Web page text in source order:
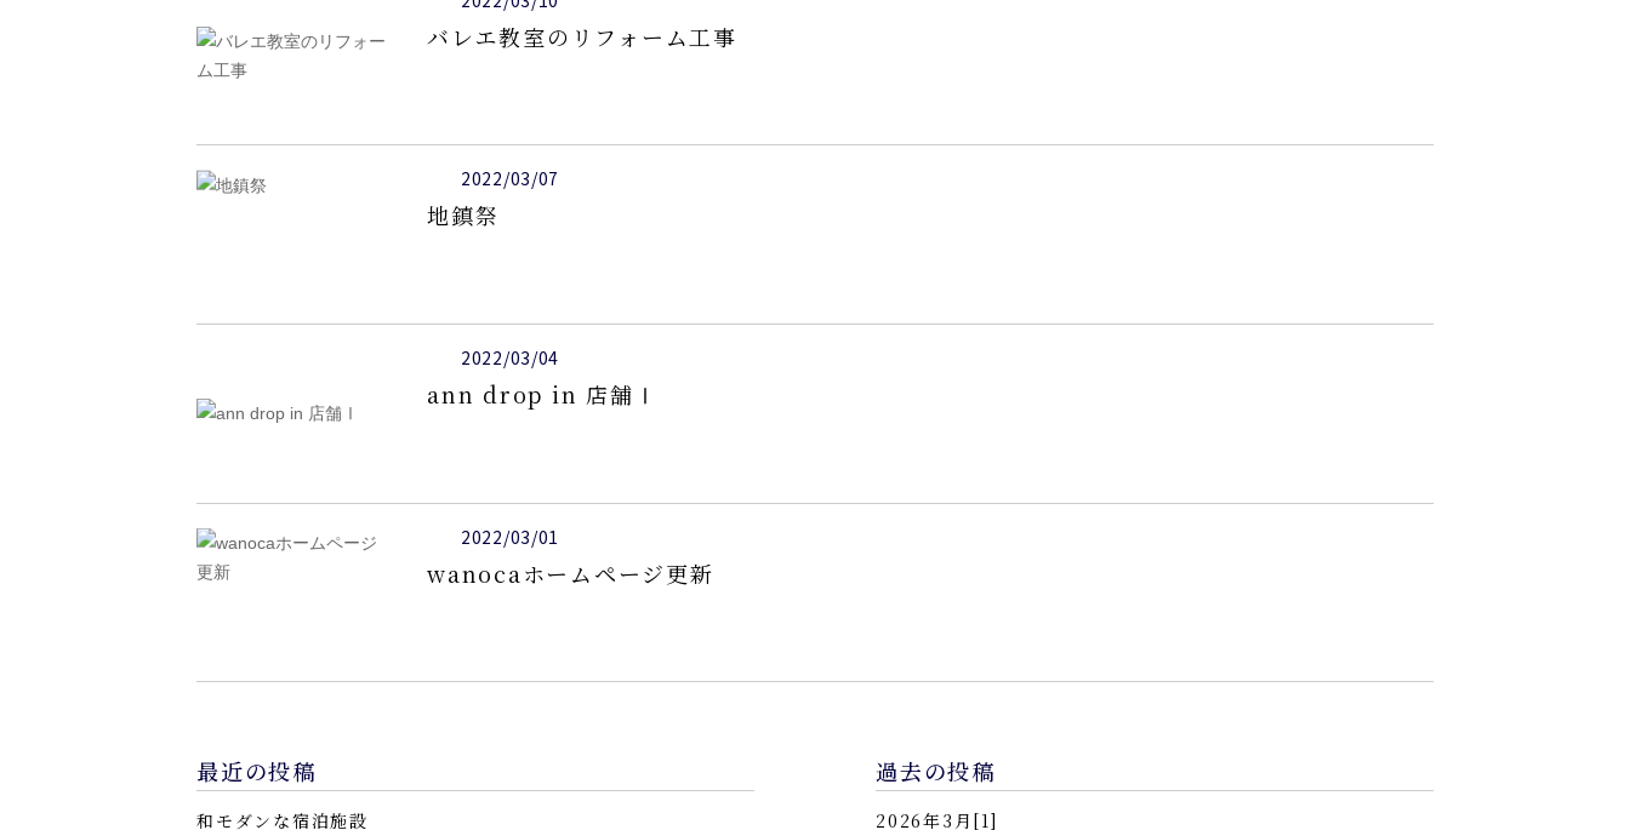
バレエ教室のリフォーム工事
2022/03/07
地鎮祭
2022/03/04
ann drop in 店舗Ⅰ
2022/03/01
wanocaホームページ更新
最近の投稿
和モダンな宿泊施設
過去の投稿
2026年3月[1]